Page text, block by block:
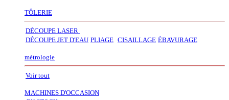
TÔLERIE
DÉCOUPE LASER
DÉCOUPE JET D'EAU PLIAGE CISAILLAGE ÉBAVURAGE
métrologie
Voir tout
MACHINES D'OCCASION